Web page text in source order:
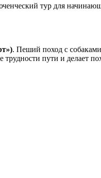
тур для
. Пеший поход с
трудности пути и делает